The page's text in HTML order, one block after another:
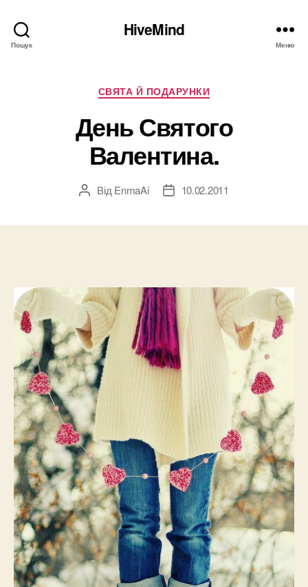
Пошук
HiveMind
Меню
Категорії
СВЯТА Й ПОДАРУНКИ
День Святого
Валентина.
Автор
Від EnmaAi
Дата10.02.2011